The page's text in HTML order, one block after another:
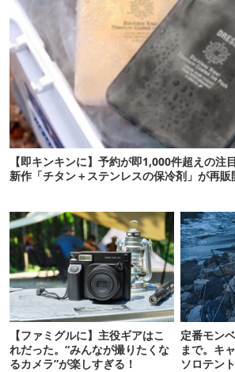
【即キンキンに】予約が即1,000件超えの注
新作「チタン＋ステンレスの保冷剤」が再販
【ファミグルに】主役ギアはこ
れだった。“みんなが撮りたくな
るカメラ”が楽しすぎる！
定番モン
まで。キ
ソロテン